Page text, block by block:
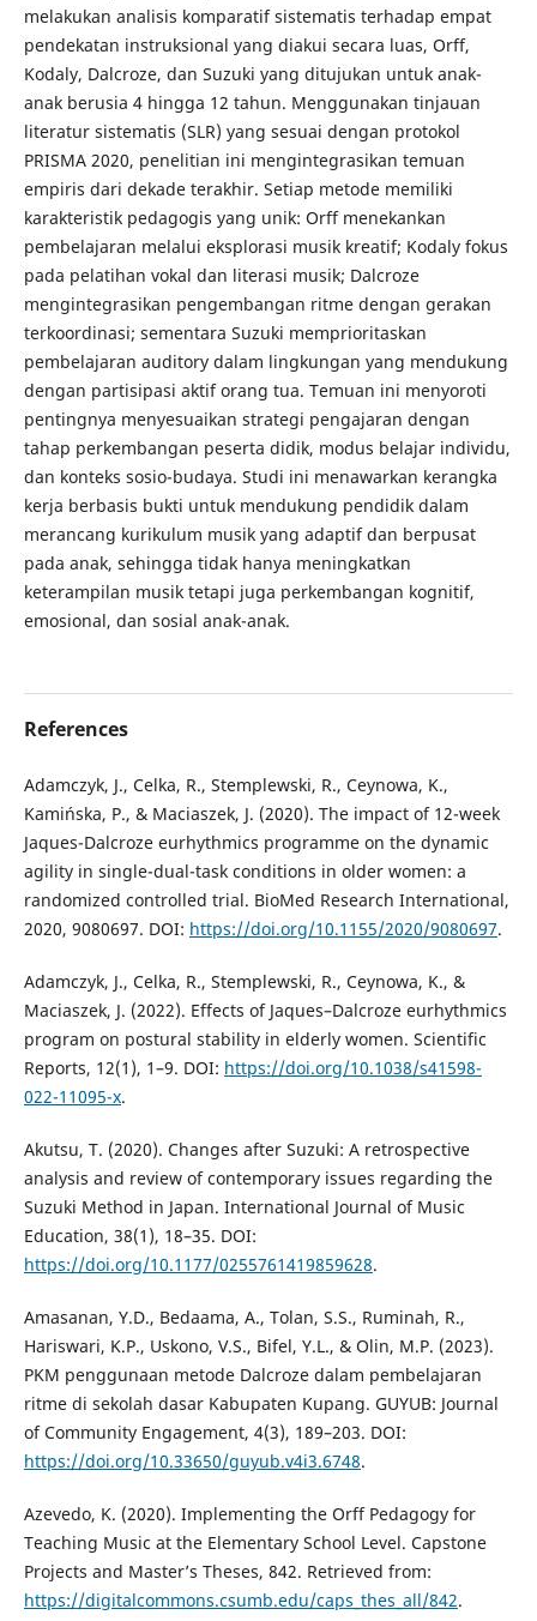
melakukan analisis komparatif sistematis terhadap empat
pendekatan instruksional yang diakui secara luas, Orff,
Kodaly, Dalcroze, dan Suzuki yang ditujukan untuk anak-
anak berusia 4 hingga 12 tahun. Menggunakan tinjauan
literatur sistematis (SLR) yang sesuai dengan protokol
PRISMA 2020, penelitian ini mengintegrasikan temuan
empiris dari dekade terakhir. Setiap metode memiliki
karakteristik pedagogis yang unik: Orff menekankan
pembelajaran melalui eksplorasi musik kreatif; Kodaly fokus
pada pelatihan vokal dan literasi musik; Dalcroze
mengintegrasikan pengembangan ritme dengan gerakan
terkoordinasi; sementara Suzuki memprioritaskan
pembelajaran auditory dalam lingkungan yang mendukung
dengan partisipasi aktif orang tua. Temuan ini menyoroti
pentingnya menyesuaikan strategi pengajaran dengan
tahap perkembangan peserta didik, modus belajar individu,
dan konteks sosio-budaya. Studi ini menawarkan kerangka
kerja berbasis bukti untuk mendukung pendidik dalam
merancang kurikulum musik yang adaptif dan berpusat
pada anak, sehingga tidak hanya meningkatkan
keterampilan musik tetapi juga perkembangan kognitif,
emosional, dan sosial anak-anak.
References
Adamczyk, J., Celka, R., Stemplewski, R., Ceynowa, K.,
Kamińska, P., & Maciaszek, J. (2020). The impact of 12-week
Jaques-Dalcroze eurhythmics programme on the dynamic
agility in single-dual-task conditions in older women: a
randomized controlled trial. BioMed Research International,
2020, 9080697. DOI: https://doi.org/10.1155/2020/9080697.
Adamczyk, J., Celka, R., Stemplewski, R., Ceynowa, K., &
Maciaszek, J. (2022). Effects of Jaques–Dalcroze eurhythmics
program on postural stability in elderly women. Scientific
Reports, 12(1), 1–9. DOI: https://doi.org/10.1038/s41598-
022-11095-x.
Akutsu, T. (2020). Changes after Suzuki: A retrospective
analysis and review of contemporary issues regarding the
Suzuki Method in Japan. International Journal of Music
Education, 38(1), 18–35. DOI:
https://doi.org/10.1177/0255761419859628.
Amasanan, Y.D., Bedaama, A., Tolan, S.S., Ruminah, R.,
Hariswari, K.P., Uskono, V.S., Bifel, Y.L., & Olin, M.P. (2023).
PKM penggunaan metode Dalcroze dalam pembelajaran
ritme di sekolah dasar Kabupaten Kupang. GUYUB: Journal
of Community Engagement, 4(3), 189–203. DOI:
https://doi.org/10.33650/guyub.v4i3.6748.
Azevedo, K. (2020). Implementing the Orff Pedagogy for
Teaching Music at the Elementary School Level. Capstone
Projects and Master’s Theses, 842. Retrieved from:
https://digitalcommons.csumb.edu/caps_thes_all/842.